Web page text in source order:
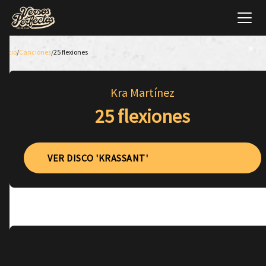
Inicio/Canciones/25 flexiones
Kra Martínez
25 flexiones
VER DISCO 'KRASSANT'